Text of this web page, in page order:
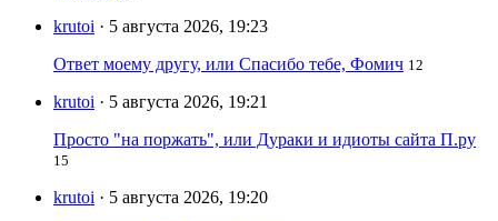
krutoi · 5 августа 2026, 19:23
Ответ моему другу, или Спасибо тебе, Фомич 12
krutoi · 5 августа 2026, 19:21
Просто "на поржать", или Дураки и идиоты сайта П.ру
15
krutoi · 5 августа 2026, 19:20